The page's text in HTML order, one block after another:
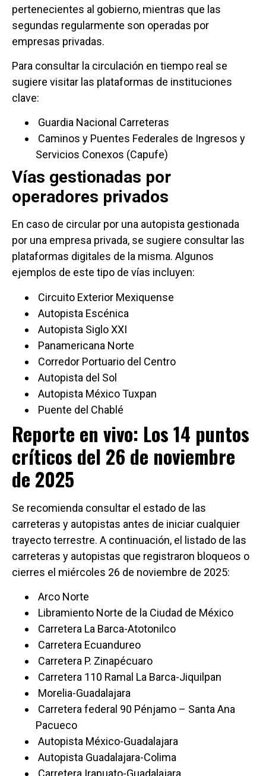
pertenecientes al gobierno, mientras que las
segundas regularmente son operadas por
empresas privadas.
Para consultar la circulación en tiempo real se
sugiere visitar las plataformas de instituciones
clave:
Guardia Nacional Carreteras
Caminos y Puentes Federales de Ingresos y
Servicios Conexos (Capufe)
Vías gestionadas por
operadores privados
En caso de circular por una autopista gestionada
por una empresa privada, se sugiere consultar las
plataformas digitales de la misma. Algunos
ejemplos de este tipo de vías incluyen:
Circuito Exterior Mexiquense
Autopista Escénica
Autopista Siglo XXI
Panamericana Norte
Corredor Portuario del Centro
Autopista del Sol
Autopista México Tuxpan
Puente del Chablé
Reporte en vivo: Los 14 puntos
críticos del 26 de noviembre
de 2025
Se recomienda consultar el estado de las
carreteras y autopistas antes de iniciar cualquier
trayecto terrestre. A continuación, el listado de las
carreteras y autopistas que registraron bloqueos o
cierres el miércoles 26 de noviembre de 2025:
Arco Norte
Libramiento Norte de la Ciudad de México
Carretera La Barca-Atotonilco
Carretera Ecuandureo
Carretera P. Zinapécuaro
Carretera 110 Ramal La Barca-Jiquilpan
Morelia-Guadalajara
Carretera federal 90 Pénjamo – Santa Ana
Pacueco
Autopista México-Guadalajara
Autopista Guadalajara-Colima
Carretera Irapuato-Guadalajara